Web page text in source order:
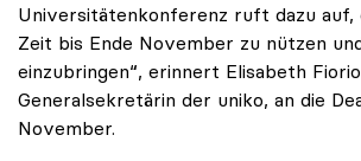
Universitätenkonferenz ruft dazu auf,
Zeit bis Ende November zu nützen
einzubringen“, erinnert Elisabeth
Generalsekretärin der uniko, an die
November.